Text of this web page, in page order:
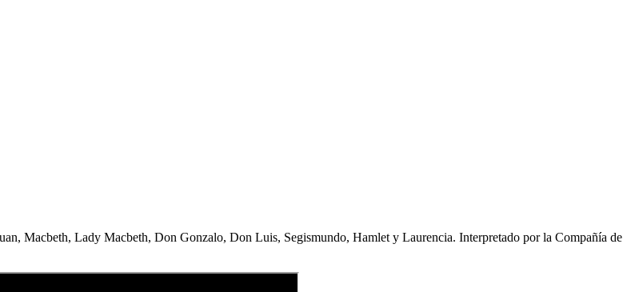
Macbeth, Lady Macbeth, Don Gonzalo, Don Luis, Segismundo, Hamlet y Laurencia. Interpretado por la Compañía de